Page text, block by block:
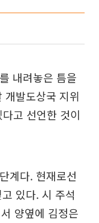
내려놓은 틈을
개발도상국 지위
고 선언한 것이
계다. 현재로선
있다. 시 주석
양옆에 김정은